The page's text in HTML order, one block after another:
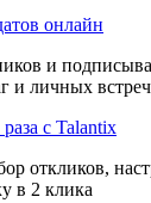
онлайн
и
и личных встреч
с Talantix
откликов,
в 2 клика